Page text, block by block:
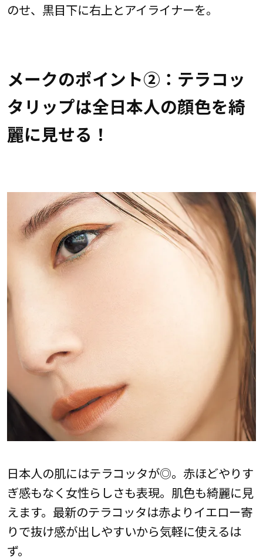
のせ、黒目下に右上とアイライナーを。
メークのポイント②：テラコッ
タリップは全日本人の顔色を綺
麗に見せる！
日本人の肌にはテラコッタが◎。赤ほどやりす
ぎ感もなく女性らしさも表現。肌色も綺麗に見
えます。最新のテラコッタは赤よりイエロー寄
りで抜け感が出しやすいから気軽に使えるは
ず。